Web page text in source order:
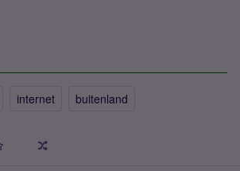
internet buitenland